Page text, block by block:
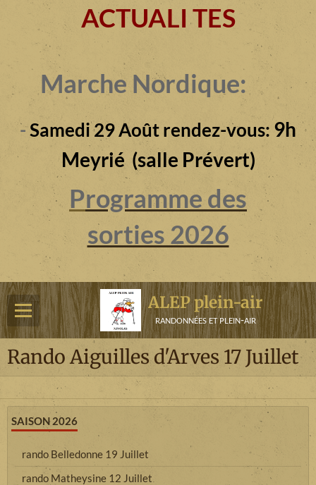
ACTUALI TES
Marche Nordique:
-Samedi 29 Août rendez-vous: 9h
Meyrié (salle Prévert)
Programme des
sorties 2026
ALEP plein-air
randonnées et plein-air
Rando Aiguilles d'Arves 17 Juillet
SAISON 2026
rando Belledonne 19 Juillet
rando Matheysine 12 Juillet